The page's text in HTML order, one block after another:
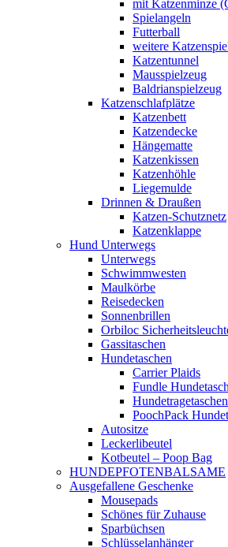
mit Katzenminze
Spielangeln
Futterball
weitere
Katzentunnel
Mausspielzeug
Baldrianspielzeug
Katzenschlafplätze
Katzenbett
Katzendecke
Hängematte
Katzenkissen
Katzenhöhle
Liegemulde
Drinnen & Draußen
Katzen-Schutznetz
Katzenklappe
Hund Unterwegs
Unterwegs
Schwimmwesten
Maulkörbe
Reisedecken
Sonnenbrillen
Orbiloc
Gassitaschen
Hundetaschen
Carrier Plaids
Fundle
Hundetragetaschen
PoochPack
Autositze
Leckerlibeutel
Kotbeutel – Poop Bag
HUNDEPFOTENBALSAME
Ausgefallene Geschenke
Mousepads
Schönes für Zuhause
Sparbüchsen
Schlüsselanhänger